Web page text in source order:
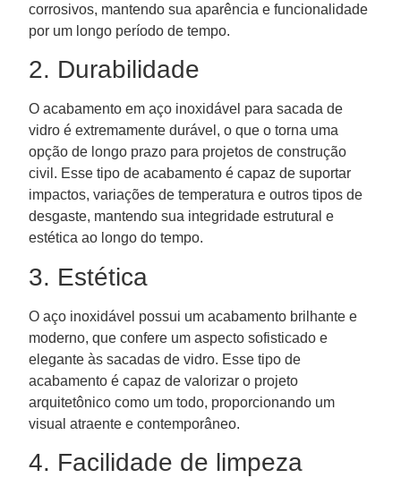
corrosivos, mantendo sua aparência e funcionalidade
por um longo período de tempo.
2. Durabilidade
O acabamento em aço inoxidável para sacada de
vidro é extremamente durável, o que o torna uma
opção de longo prazo para projetos de construção
civil. Esse tipo de acabamento é capaz de suportar
impactos, variações de temperatura e outros tipos de
desgaste, mantendo sua integridade estrutural e
estética ao longo do tempo.
3. Estética
O aço inoxidável possui um acabamento brilhante e
moderno, que confere um aspecto sofisticado e
elegante às sacadas de vidro. Esse tipo de
acabamento é capaz de valorizar o projeto
arquitetônico como um todo, proporcionando um
visual atraente e contemporâneo.
4. Facilidade de limpeza